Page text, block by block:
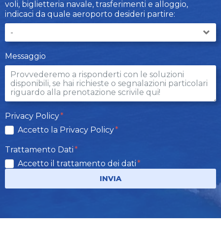
voli, biglietteria navale, trasferimenti e alloggio,
indicaci da quale aeroporto desideri partire:
Messaggio
Privacy Policy
Accetto la Privacy Policy
Trattamento Dati
Accetto il trattamento dei dati
INVIA